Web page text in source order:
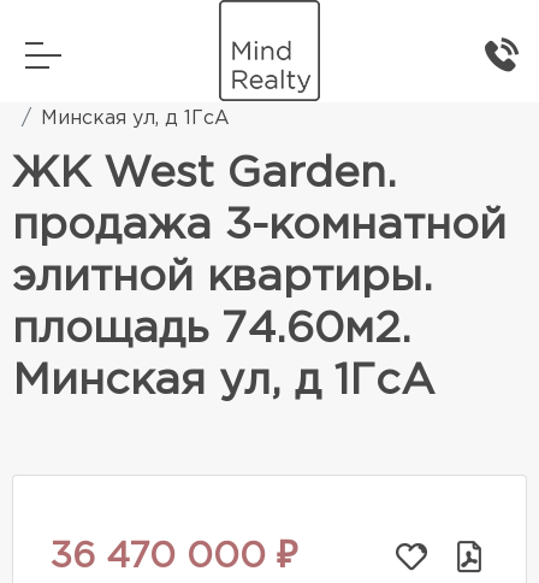
Элитная жилая недвижимость
Минская ул, д 1ГсА
ЖК West Garden.
продажа 3-комнатной
элитной квартиры.
площадь 74.60м2.
Минская ул, д 1ГсА
36 470 000 ₽